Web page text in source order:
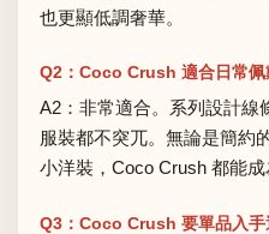
也更顯低調奢華。
Q2：Coco Crush 適合日常佩
A2：非常適合。系列設計線
服裝都不突兀。無論是簡約
小洋裝，Coco Crush 都能成
Q3：Coco Crush 要單品入手